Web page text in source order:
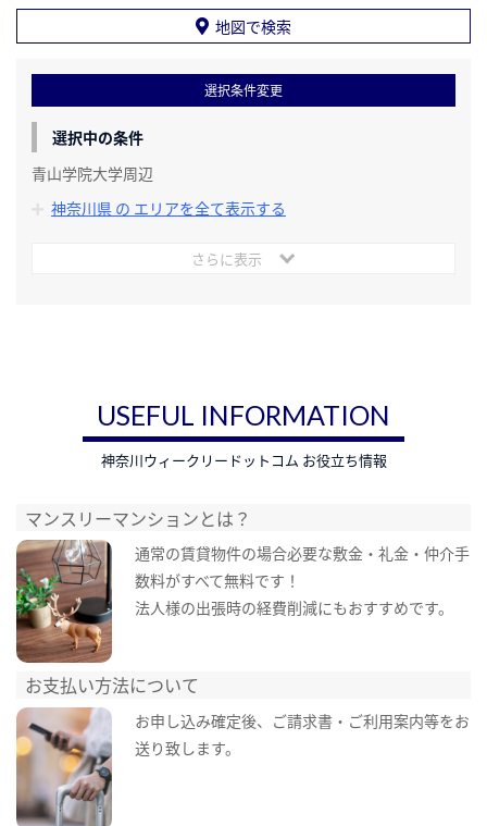
地図で検索
選択条件変更
選択中の条件
青山学院大学周辺
神奈川県 の エリアを全て表示する
さらに表示
USEFUL INFORMATION
神奈川ウィークリードットコム お役立ち情報
マンスリーマンションとは？
通常の賃貸物件の場合必要な敷金・礼金・仲介手
数料がすべて無料です！
法人様の出張時の経費削減にもおすすめです。
お支払い方法について
お申し込み確定後、ご請求書・ご利用案内等をお
送り致します。